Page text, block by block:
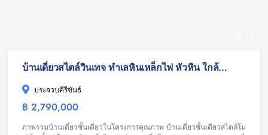
บ้านเดี่ยวสไตล์วินเทจ ทำเลหินเหล็กไฟ หัวหิน ใกล้สวนส่วนกลาง โครงการวิลล่าวินเทจ
ประจวบคีรีขันธ์
฿ 2,790,000
ภาพรวมบ้านเดี่ยวชั้นเดียวในโครงการคุณภาพ บ้านเดี่ยวชั้นเดียวสไตล์โม